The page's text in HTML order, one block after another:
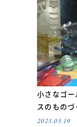
小さなゴ
スのものづ
2025.05.19